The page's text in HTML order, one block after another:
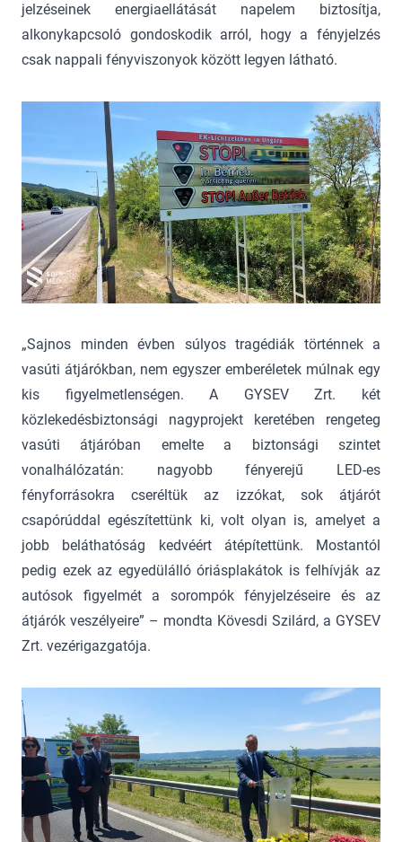
jelzéseinek energiaellátását napelem biztosítja,
alkonykapcsoló gondoskodik arról, hogy a fényjelzés
csak nappali fényviszonyok között legyen látható.
„Sajnos minden évben súlyos tragédiák történnek a
vasúti átjárókban, nem egyszer emberéletek múlnak egy
kis figyelmetlenségen. A GYSEV Zrt. két
közlekedésbiztonsági nagyprojekt keretében rengeteg
vasúti átjáróban emelte a biztonsági szintet
vonalhálózatán: nagyobb fényerejű LED-es
fényforrásokra cseréltük az izzókat, sok átjárót
csapórúddal egészítettünk ki, volt olyan is, amelyet a
jobb beláthatóság kedvéért átépítettünk. Mostantól
pedig ezek az egyedülálló óriásplakátok is felhívják az
autósok figyelmét a sorompók fényjelzéseire és az
átjárók veszélyeire” – mondta Kövesdi Szilárd, a GYSEV
Zrt. vezérigazgatója.